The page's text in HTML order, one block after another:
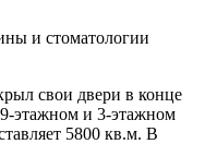
и стоматологии
свои двери в конце
этажном и 3-этажном
5800 кв.м. В